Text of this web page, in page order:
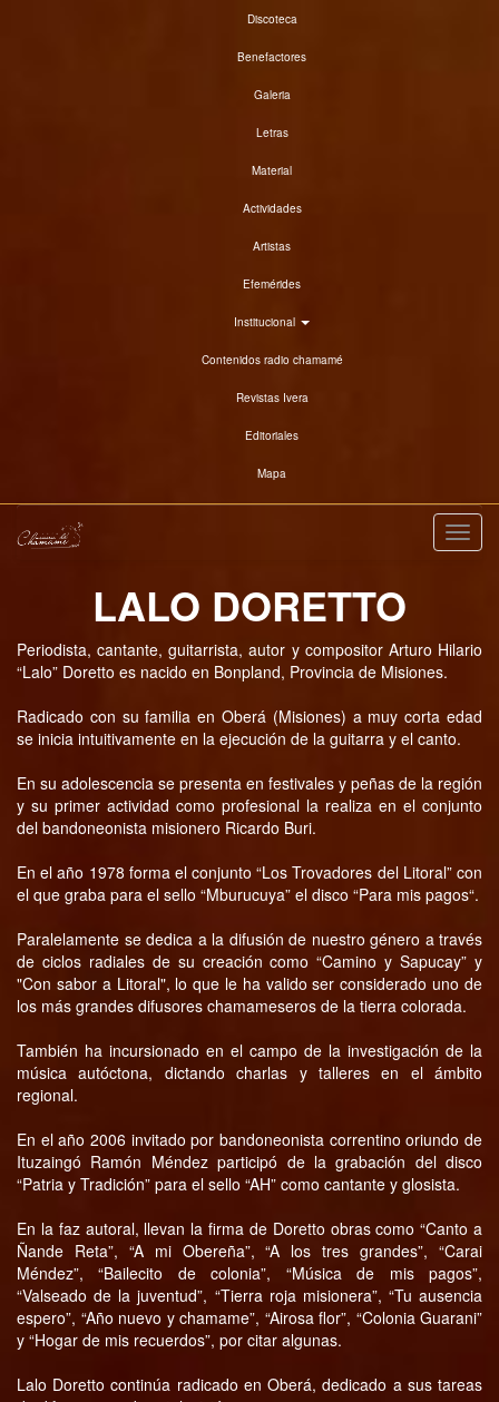
Discoteca
Benefactores
Galeria
Letras
Material
Actividades
Artistas
Efemérides
Institucional
Contenidos radio chamamé
Revistas Ivera
Editoriales
Mapa
LALO DORETTO
Periodista, cantante, guitarrista, autor y compositor Arturo Hilario
“Lalo” Doretto es nacido en Bonpland, Provincia de Misiones.
Radicado con su familia en Oberá (Misiones) a muy corta edad
se inicia intuitivamente en la ejecución de la guitarra y el canto.
En su adolescencia se presenta en festivales y peñas de la región
y su primer actividad como profesional la realiza en el conjunto
del bandoneonista misionero Ricardo Buri.
En el año 1978 forma el conjunto “Los Trovadores del Litoral” con
el que graba para el sello “Mburucuya” el disco “Para mis pagos“.
Paralelamente se dedica a la difusión de nuestro género a través
de ciclos radiales de su creación como “Camino y Sapucay” y
"Con sabor a Litoral", lo que le ha valido ser considerado uno de
los más grandes difusores chamameseros de la tierra colorada.
También ha incursionado en el campo de la investigación de la
música autóctona, dictando charlas y talleres en el ámbito
regional.
En el año 2006 invitado por bandoneonista correntino oriundo de
Ituzaingó Ramón Méndez participó de la grabación del disco
“Patria y Tradición” para el sello “AH” como cantante y glosista.
En la faz autoral, llevan la firma de Doretto obras como “Canto a
Ñande Reta”, “A mi Obereña”, “A los tres grandes”, “Carai
Méndez”, “Bailecito de colonia”, “Música de mis pagos”,
“Valseado de la juventud”, “Tierra roja misionera”, “Tu ausencia
espero”, “Año nuevo y chamame”, “Airosa flor”, “Colonia Guarani”
y “Hogar de mis recuerdos”, por citar algunas.
Lalo Doretto continúa radicado en Oberá, dedicado a sus tareas